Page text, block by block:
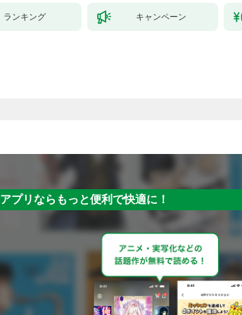
ランキング キャンペーン
アプリならもっと便利で快適に！